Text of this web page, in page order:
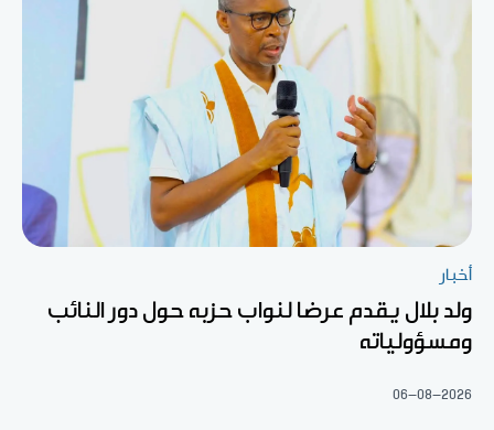
أخبار
ولد بلال يقدم عرضا لنواب حزبه حول دور النائب
ومسؤولياته
06-08-2026